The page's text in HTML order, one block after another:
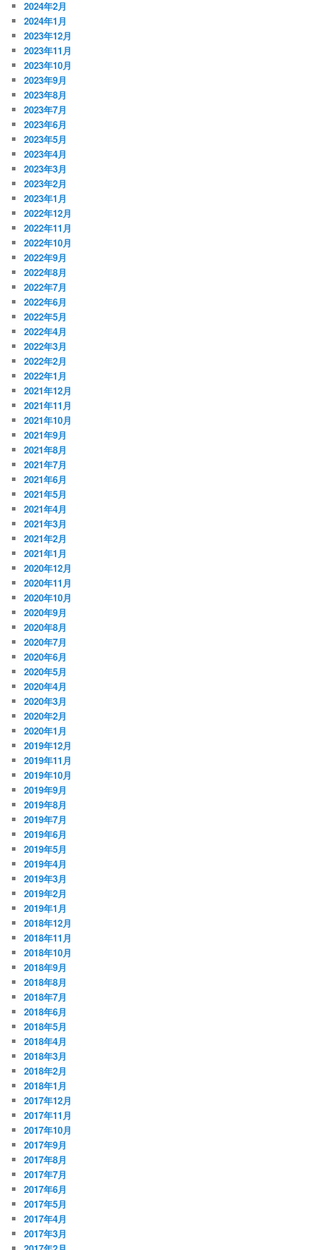
2024年2月
2024年1月
2023年12月
2023年11月
2023年10月
2023年9月
2023年8月
2023年7月
2023年6月
2023年5月
2023年4月
2023年3月
2023年2月
2023年1月
2022年12月
2022年11月
2022年10月
2022年9月
2022年8月
2022年7月
2022年6月
2022年5月
2022年4月
2022年3月
2022年2月
2022年1月
2021年12月
2021年11月
2021年10月
2021年9月
2021年8月
2021年7月
2021年6月
2021年5月
2021年4月
2021年3月
2021年2月
2021年1月
2020年12月
2020年11月
2020年10月
2020年9月
2020年8月
2020年7月
2020年6月
2020年5月
2020年4月
2020年3月
2020年2月
2020年1月
2019年12月
2019年11月
2019年10月
2019年9月
2019年8月
2019年7月
2019年6月
2019年5月
2019年4月
2019年3月
2019年2月
2019年1月
2018年12月
2018年11月
2018年10月
2018年9月
2018年8月
2018年7月
2018年6月
2018年5月
2018年4月
2018年3月
2018年2月
2018年1月
2017年12月
2017年11月
2017年10月
2017年9月
2017年8月
2017年7月
2017年6月
2017年5月
2017年4月
2017年3月